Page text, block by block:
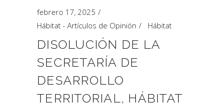
febrero 17, 2025
Hábitat - Artículos de Opinión
Hábitat
DISOLUCIÓN DE LA
SECRETARÍA DE
DESARROLLO
TERRITORIAL, HÁBITAT